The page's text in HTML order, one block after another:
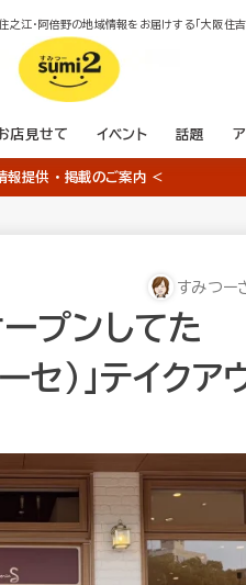
江・阿倍野の地域情報をお届けする「大阪住吉
店見せて イベント 話題
報提供 ・ 掲載のご案内 ＜
すみつー
プンしてた
）」テイクア